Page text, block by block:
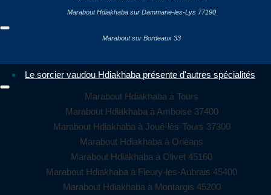
Marabout Hdiakhaba sur Dammarie-les-Lys 77190
Marabout sur Bordeaux 33
Le sorcier vaudou Hdiakhaba présente d'autres spécialités
Marabout Hdiakhaba à Tours
Marabout Hdiakhaba à Amboise 37400
Marabout Hdiakhaba à Joué-lès-Tours 37300
Marabout Hdiakhaba à Orléans
Marabout Hdiakhaba à Olivet 45160
Marabout Hdiakhaba à Fleury-les-Aubrais 45400
Marabout Hdiakhaba à Montargis 45200